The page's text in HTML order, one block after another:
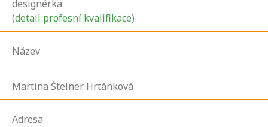
designérka
(detail profesní kvalifikace)
Název
Martina Šteiner Hrtánková
Adresa